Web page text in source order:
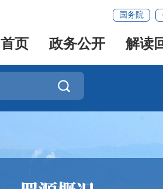
国务院
首页 政务公开 解读
